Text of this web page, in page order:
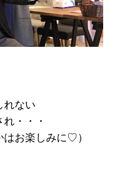
れない
・・・
はお楽しみに♡）